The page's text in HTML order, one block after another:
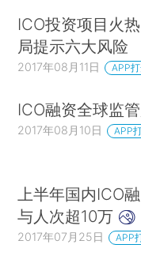
ICO投资项目火
局提示六大风险
2017年08月11日 APP
ICO融资全球监
2017年08月10日 APP
上半年国内ICO
与人次超10万
2017年07月25日 APP